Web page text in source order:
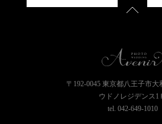
〒192-0045 東京都八王子市大
ウドノレジデンス1
tel. 042-649-1010